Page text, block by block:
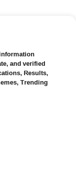
and verified
Results,
Trending